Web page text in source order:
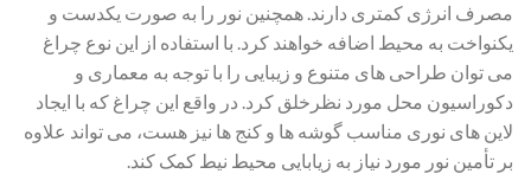
مصرف انرژی کمتری دارند. همچنین نور را به صورت یکدست و
یکنواخت به محیط اضافه خواهند کرد. با استفاده از این نوع چراغ
می ‌توان طراحی ‌های متنوع و زیبایی را با توجه به معماری و
دکوراسیون محل مورد نظرخلق کرد. در واقع این چراغ که با ایجاد
لاین های نوری مناسب گوشه ها و کنج ها نیز هست، می تواند علاوه
بر تأمین نور مورد نیاز به زیابایی محیط نیط کمک کند.